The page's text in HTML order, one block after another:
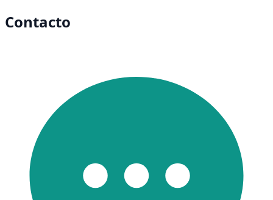
Contacto